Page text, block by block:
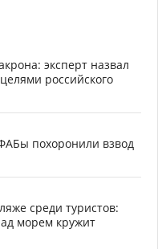
эксперт назвал
российского
похоронили взвод
среди туристов:
морем кружит